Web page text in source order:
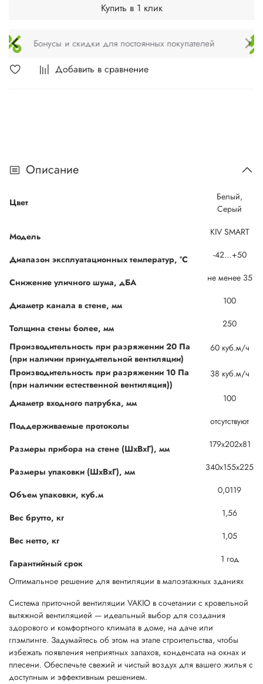
Добавить в сравнение
Купить в 1 клик
Техническое обслуживание и монтаж
Описание
Цвет
Белый,
Серый
Модель KIV SMART
Диапазон эксплуатационных температур, °С -42…+50
Снижение уличного шума, дБА не менее 35
Диаметр канала в стене, мм 100
Толщина стены более, мм
250
Производительность при разряжении 20 Па
(при наличии принудительной вентиляции)
60 куб.м/ч
Производительность при разряжении 10 Па
(при наличии естественной вентиляция))
38 куб.м/ч
Диаметр входного патрубка, мм 100
Поддерживаемые протоколы отсутствуют
Размеры прибора на стене (ШхВхГ), мм 179х202х81
Размеры упаковки (ШхВхГ), мм 340х155х225
Объем упаковки, куб.м 0,0119
Вес брутто, кг 1,56
Вес нетто, кг 1,05
Гарантийный срок
1 год
Оптимальное решение для вентиляции в малоэтажных зданиях
Система приточной вентиляции VAKIO в сочетании с кровельной
вытяжной вентиляцией — идеальный выбор для создания
здорового и комфортного климата в доме, на даче или
глэмпинге. Задумайтесь об этом на этапе строительства, чтобы
избежать появления неприятных запахов, конденсата на окнах и
плесени. Обеспечьте свежий и чистый воздух для вашего жилья с
доступным и эффективным решением.